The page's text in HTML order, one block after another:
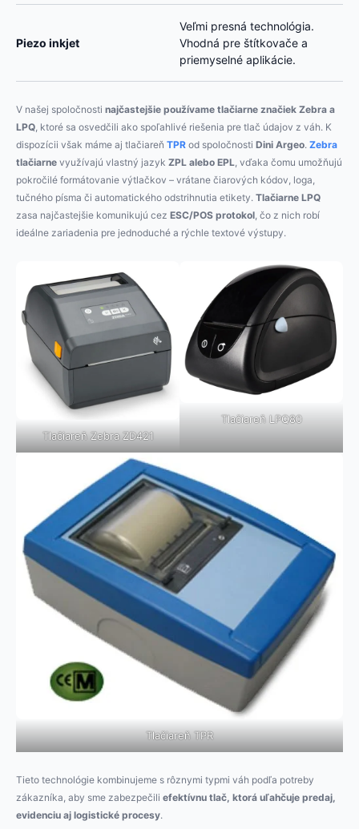
Piezo inkjet
Veľmi presná technológia.
Vhodná pre štítkovače a
priemyselné aplikácie.
V našej spoločnosti najčastejšie používame tlačiarne značiek Zebra a
LPQ, ktoré sa osvedčili ako spoľahlivé riešenia pre tlač údajov z váh. K
dispozícii však máme aj tlačiareň TPR od spoločnosti Dini Argeo. Zebra
tlačiarne využívajú vlastný jazyk ZPL alebo EPL, vďaka čomu umožňujú
pokročilé formátovanie výtlačkov – vrátane čiarových kódov, loga,
tučného písma či automatického odstrihnutia etikety. Tlačiarne LPQ
zasa najčastejšie komunikujú cez ESC/POS protokol, čo z nich robí
ideálne zariadenia pre jednoduché a rýchle textové výstupy.
Tlačiareň Zebra ZD421
Tlačiareň LPQ80
Tlačiareň TPR
Tieto technológie kombinujeme s rôznymi typmi váh podľa potreby
zákazníka, aby sme zabezpečili efektívnu tlač, ktorá uľahčuje predaj,
evidenciu aj logistické procesy.